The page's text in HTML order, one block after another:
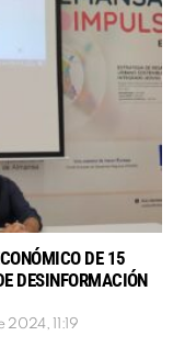
DE 15
DESINFORMACIÓN
2024, 11:19